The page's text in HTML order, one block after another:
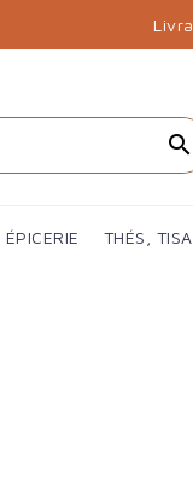
search
ÉPICERIE
THÉS,